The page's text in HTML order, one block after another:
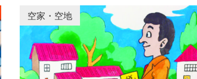
空家・空地